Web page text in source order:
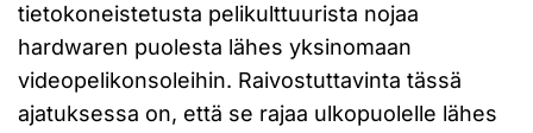
tietokoneistetusta pelikulttuurista nojaa
hardwaren puolesta lähes yksinomaan
videopelikonsoleihin. Raivostuttavinta tässä
ajatuksessa on, että se rajaa ulkopuolelle lähes